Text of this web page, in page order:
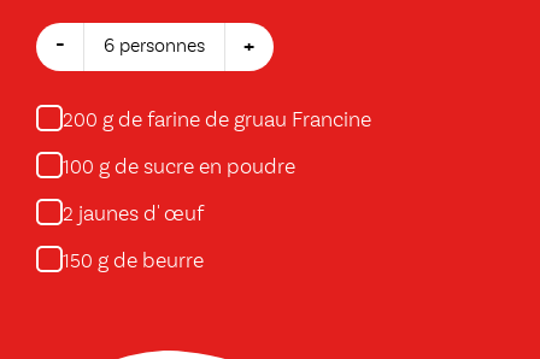
- 6 personnes +
200 g de farine de gruau Francine
100 g de sucre en poudre
2 jaunes d' œuf
150 g de beurre